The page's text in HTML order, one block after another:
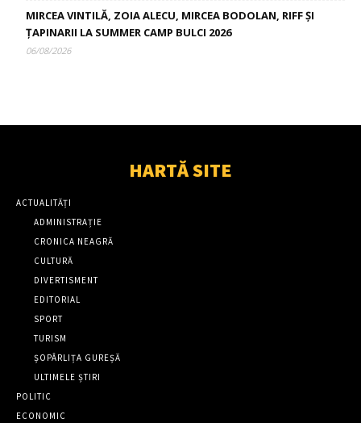
MIRCEA VINTILĂ, ZOIA ALECU, MIRCEA BODOLAN, RIFF ȘI
ȚAPINARII LA SUMMER CAMP BULCI 2026
06/08/2026
HARTĂ SITE
ACTUALITĂȚI
ADMINISTRAȚIE
CRONICA NEAGRĂ
CULTURĂ
DIVERTISMENT
EDITORIAL
SPORT
TURISM
ȘOPÂRLIȚA GUREȘĂ
ULTIMELE ȘTIRI
POLITIC
ECONOMIC